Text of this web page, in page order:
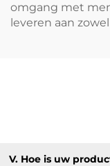
omgang met
leveren aan
V. Hoe is uw